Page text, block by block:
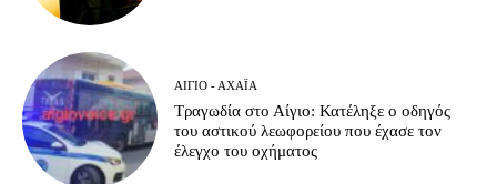
ΑΊΓΙΟ - ΑΧΑΪ́Α
Τραγωδία στο Αίγιο: Κατέληξε ο οδηγός
του αστικού λεωφορείου που έχασε τον
έλεγχο του οχήματος